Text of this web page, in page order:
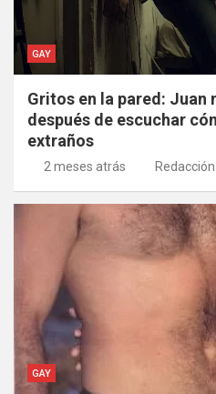
GAY
Gritos en la pared: Juan
después de escuchar
extraños
2 meses atrás
GAY